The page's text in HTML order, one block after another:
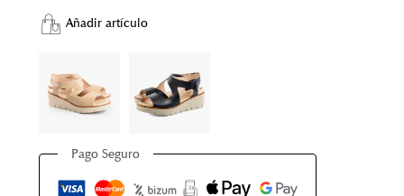
Añadir artículo
Pago Seguro